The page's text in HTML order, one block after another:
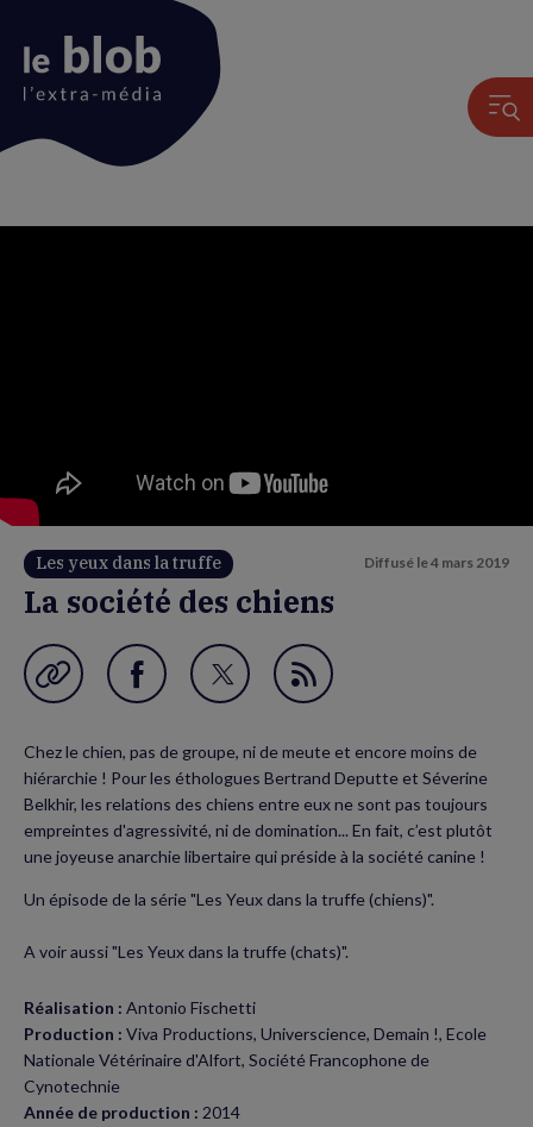
Les yeux dans la truffe Diffusé le4 mars 2019
La société des chiens
Garder en favori
Partager
Facebook
(nouvelle
fenêtre)
Partager
Twitter
(nouvelle
fenêtre)
Flux
Chez le chien, pas de groupe, ni de meute et encore moins de
hiérarchie ! Pour les éthologues Bertrand Deputte et Séverine
Belkhir, les relations des chiens entre eux ne sont pas toujours
empreintes d'agressivité, ni de domination... En fait, c’est plutôt
une joyeuse anarchie libertaire qui préside à la société canine !
Un épisode de la série "Les Yeux dans la truffe (chiens)".
A voir aussi "Les Yeux dans la truffe (chats)".
Réalisation : Antonio Fischetti
Production : Viva Productions, Universcience, Demain !, Ecole
Nationale Vétérinaire d'Alfort, Société Francophone de
Cynotechnie
Année de production : 2014